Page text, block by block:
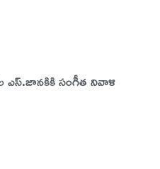
ఎస్.జానకికి సంగీత నివాళి